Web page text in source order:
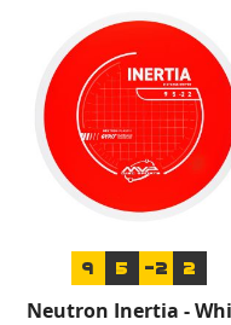
9 5 -2 2
Neutron Inertia -